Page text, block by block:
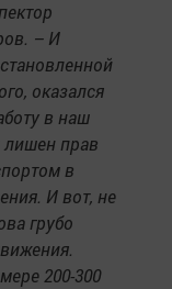
– И
оказался
в наш
лишен прав
в
И вот, не
грубо
200-300